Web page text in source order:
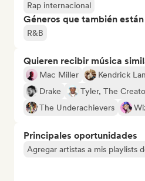
Rap internacional
Géneros que también
R&B
Quieren recibir música
Mac Miller Kendrick
Drake
Tyler, The
The Underachievers
Principales oportunidades
Agregar artistas a mis playlists